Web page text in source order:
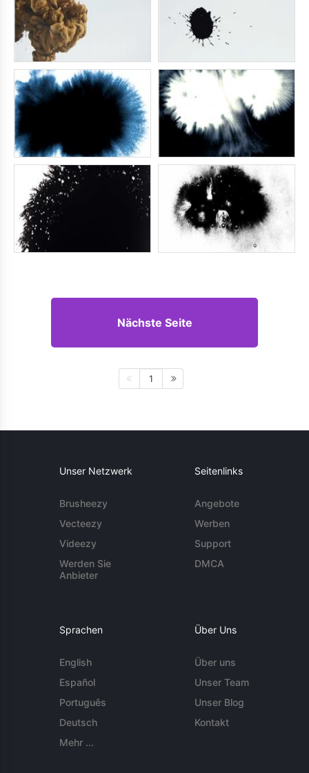
Nächste Seite
1
Unser Netzwerk
Brusheezy
Vecteezy
Videezy
Werden Sie
Anbieter
Seitenlinks
Angebote
Werben
Support
DMCA
Sprachen
English
Español
Português
Deutsch
Mehr ...
Über Uns
Über uns
Unser Team
Unser Blog
Kontakt